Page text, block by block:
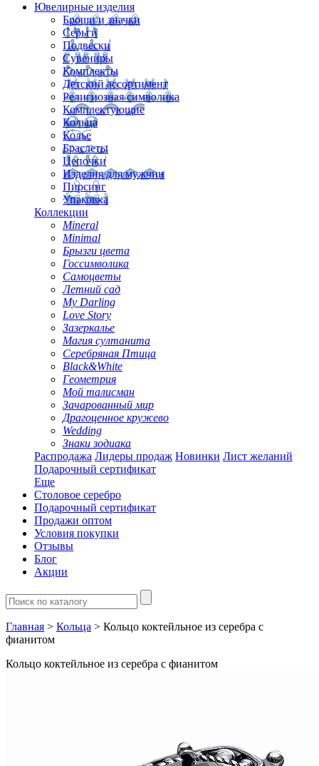
Ювелирные изделия
Броши и значки
Серьги
Подвески
Сувениры
Комплекты
Детский ассортимент
Религиозная символика
Комплектующие
Кольца
Колье
Браслеты
Цепочки
Изделия для мужчин
Пирсинг
Упаковка
Коллекции
Mineral
Minimal
Брызги цвета
Госсимволика
Самоцветы
Летний сад
My Darling
Love Story
Зазеркалье
Магия султанита
Серебряная Птица
Black&White
Геометрия
Мой талисман
Зачарованный мир
Драгоценное кружево
Wedding
Знаки зодиака
Распродажа Лидеры продаж Новинки Лист желаний
Подарочный сертификат
Еще
Столовое серебро
Подарочный сертификат
Продажи оптом
Условия покупки
Отзывы
Блог
Акции
Главная > Кольца > Кольцо коктейльное из серебра с
фианитом
Кольцо коктейльное из серебра с фианитом